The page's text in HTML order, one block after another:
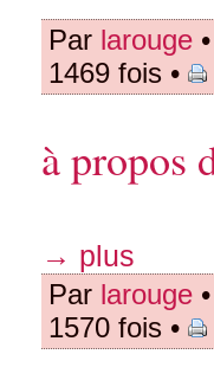
Par larouge •
1469 fois •
à propos
→ plus
Par larouge •
1570 fois •